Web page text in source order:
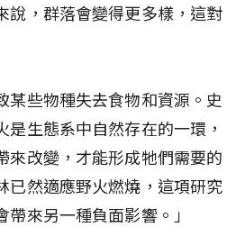
說，群落會變得更多樣，這對
某些物種失去食物和資源。史
是生態系中自然存在的一環，
來改變，才能形成牠們需要的
已然適應野火燃燒，這項研究
來另一種負面影響。」